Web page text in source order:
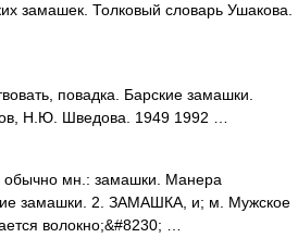
замашек. Толковый словарь Ушакова.
повадка. Барские замашки.
Н.Ю. Шведова. 1949 1992 …
мн.: замашки. Манера
замашки. 2. ЗАМАШКА, и; м. Мужское
волокно;&#8230; …